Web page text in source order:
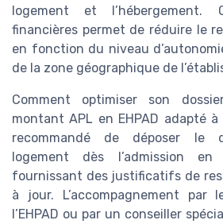
logement et l’hébergement.
financières permet de réduire le
en fonction du niveau
de la zone géographique de
Comment optimiser son
montant APL en EHPAD adapté
recommandé de déposer le
logement dès l’admission en
fournissant des justificatifs de
à jour. L’accompagnement par
l’EHPAD ou par un conseiller